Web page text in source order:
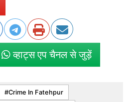
व्हाट्स एप चैनल से जुड़ें
Crime In Fatehpur